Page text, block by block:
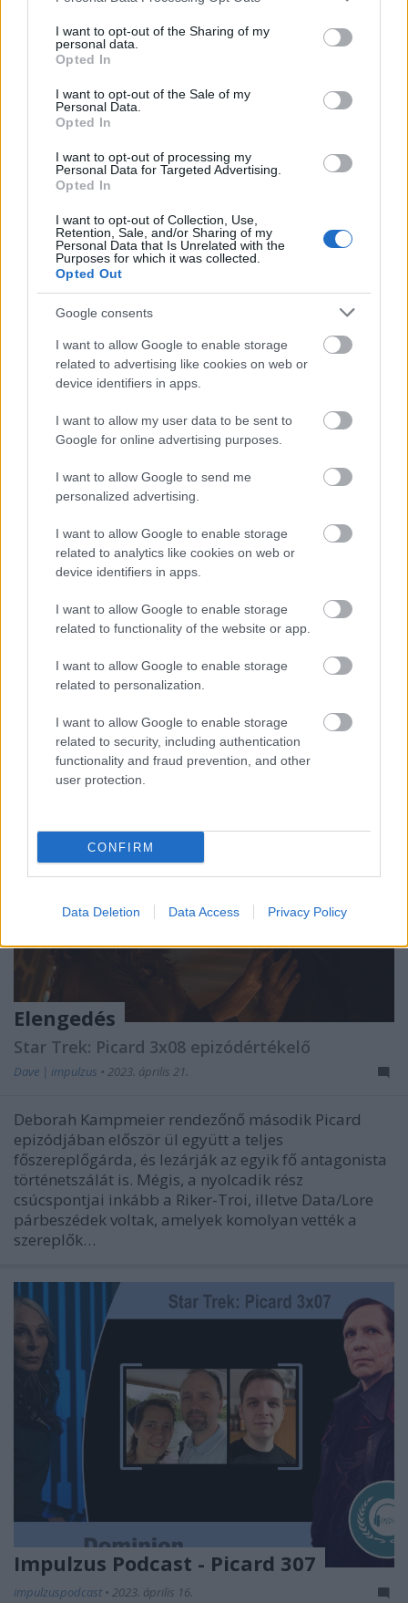
not limited to your visit or usage behaviour. You may click to
grant or deny consent to Google and its third-party tags to
use your data for below specified purposes in below Google
consent section.
I want to opt-out of the Sharing of my
personal data.
Opted In
I want to opt-out of the Sale of my
Personal Data.
Opted In
I want to opt-out of processing my
Personal Data for Targeted Advertising.
Opted In
I want to opt-out of Collection, Use,
Retention, Sale, and/or Sharing of my
Personal Data that Is Unrelated with the
Purposes for which it was collected.
Opted Out
Google consents
I want to allow Google to enable storage
related to advertising like cookies on web or
device identifiers in apps.
I want to allow my user data to be sent to
Google for online advertising purposes.
I want to allow Google to send me
personalized advertising.
I want to allow Google to enable storage
related to analytics like cookies on web or
device identifiers in apps.
I want to allow Google to enable storage
related to functionality of the website or app.
I want to allow Google to enable storage
related to personalization.
I want to allow Google to enable storage
related to security, including authentication
functionality and fraud prevention, and other
user protection.
CONFIRM
Data Deletion Data Access Privacy Policy
Dave | impulzus• 2023. április 29.
Terry Matalas showrunner ült a Star Trek: Picard
sorozatzáró duplaepizódjának rendezői székébe,
szélesre tárva az ajtót az évad legnagyobb
revelációja, egy agyzsibbasztó retcon, és a sorozat
legfényesebb nosztalgia-tűzijátéka előtt. Az
epizódértékelő spoilereket tartalmaz.
impulzuspodcast 2023. április 23.
Vadic eljutott a hídra, saját kezébe veszi a Titan
irányítását, hamarosan pedig a túszok életét kezdi
fenyegetni, hogy Jack minél előbb feladja magát.
Picard és La Forge kétségbeesett kísérletet tesznek
Data visszaállítására, akinek szembe…
Elengedés
Star Trek: Picard 3x08 epizódértékelő
Dave | impulzus • 2023. április 21.
Deborah Kampmeier rendezőnő második Picard
epizódjában először ül együtt a teljes
főszereplőgárda, és lezárják az egyik fő antagonista
történetszálát is. Mégis, a nyolcadik rész
csúcspontjai inkább a Riker-Troi, illetve Data/Lore
párbeszédek voltak, amelyek komolyan vették a
szereplők…
Impulzus Podcast - Picard 307
impulzuspodcast • 2023. április 16.